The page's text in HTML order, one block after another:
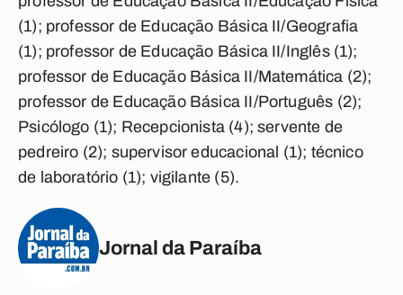
(1); professor de Educação Básica II/Geografia
(1); professor de Educação Básica II/Inglês (1);
professor de Educação Básica II/Matemática (2);
professor de Educação Básica II/Português (2);
Psicólogo (1); Recepcionista (4); servente de
pedreiro (2); supervisor educacional (1); técnico
de laboratório (1); vigilante (5).
Jornal da Paraíba